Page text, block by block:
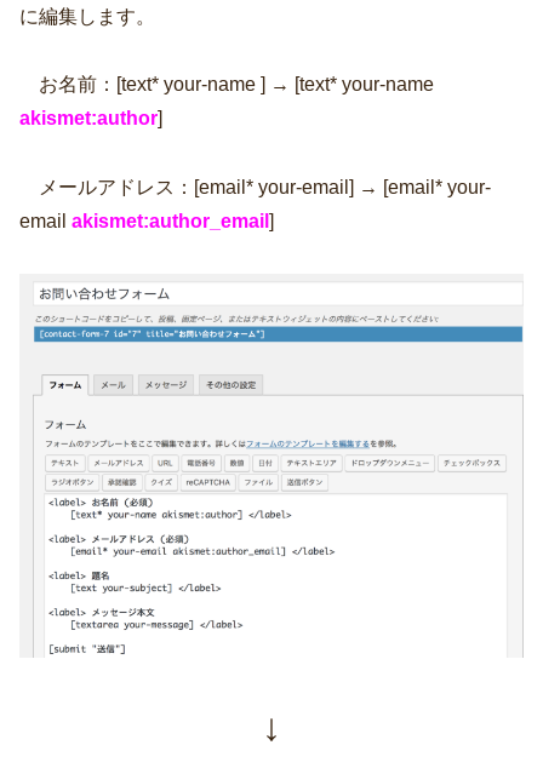
に編集します。
お名前：[text* your-name ] → [text* your-name
akismet:author
メールアドレス：[email* your-email] → [email* your-
email akismet:author_email ]
↓